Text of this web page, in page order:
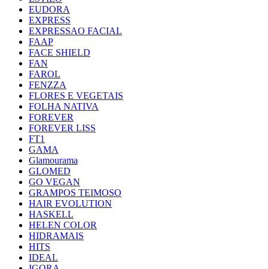
EUDORA
EXPRESS
EXPRESSAO FACIAL
FAAP
FACE SHIELD
FAN
FAROL
FENZZA
FLORES E VEGETAIS
FOLHA NATIVA
FOREVER
FOREVER LISS
FT1
GAMA
Glamourama
GLOMED
GO VEGAN
GRAMPOS TEIMOSO
HAIR EVOLUTION
HASKELL
HELEN COLOR
HIDRAMAIS
HITS
IDEAL